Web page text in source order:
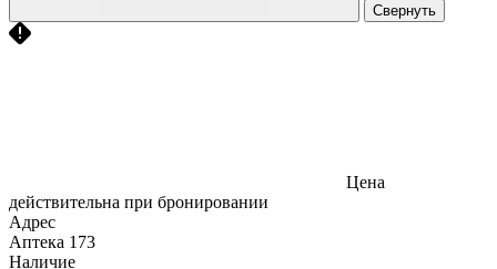
Свернуть
Цена
действительна при бронировании
Адрес
Аптека 173
Наличие